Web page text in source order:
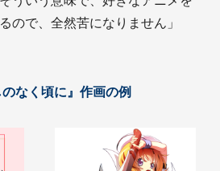
ので、全然苦になりません」
のなく頃に』作画の例